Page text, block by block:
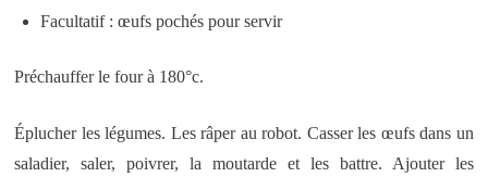
Facultatif : œufs pochés pour servir
Préchauffer le four à 180°c.
Éplucher les légumes. Les râper au robot. Casser les œufs dans un
saladier, saler, poivrer, la moutarde et les battre. Ajouter les